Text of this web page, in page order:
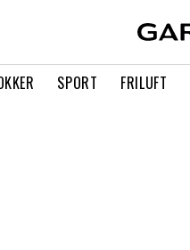
SPORT FRILUFT